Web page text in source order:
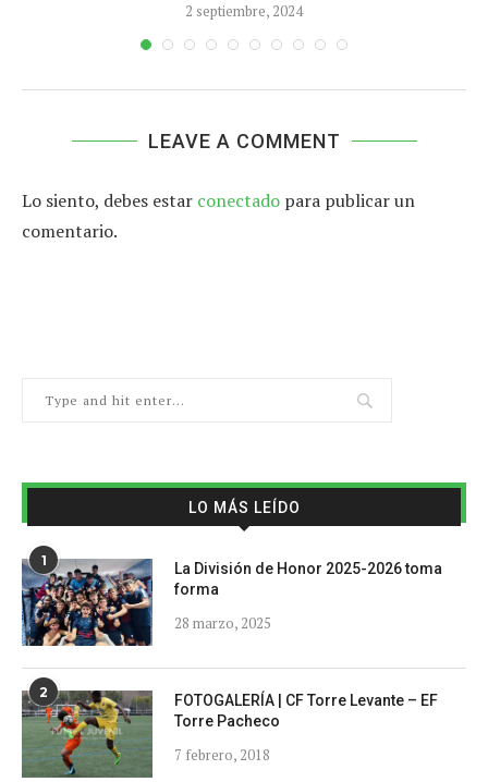
2 septiembre, 2024
LEAVE A COMMENT
Lo siento, debes estar conectado para publicar un
comentario.
LO MÁS LEÍDO
1
La División de Honor 2025-2026 toma
forma
28 marzo, 2025
2
FOTOGALERÍA | CF Torre Levante – EF
Torre Pacheco
7 febrero, 2018